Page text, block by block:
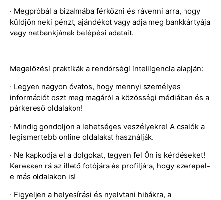
· Megpróbál a bizalmába férkőzni és rávenni arra, hogy
küldjön neki pénzt, ajándékot vagy adja meg bankkártyája
vagy netbankjának belépési adatait.
Megelőzési praktikák a rendőrségi intelligencia alapján:
· Legyen nagyon óvatos, hogy mennyi személyes
információt oszt meg magáról a közösségi médiában és a
párkereső oldalakon!
· Mindig gondoljon a lehetséges veszélyekre! A csalók a
legismertebb online oldalakat használják.
· Ne kapkodja el a dolgokat, tegyen fel Ön is kérdéseket!
Keressen rá az illető fotójára és profiljára, hogy szerepel-
e más oldalakon is!
· Figyeljen a helyesírási és nyelvtani hibákra, a